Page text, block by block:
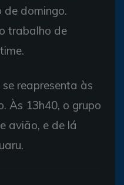
de domingo.
trabalho de
reapresenta às
Às 13h40, o grupo
avião, e de lá